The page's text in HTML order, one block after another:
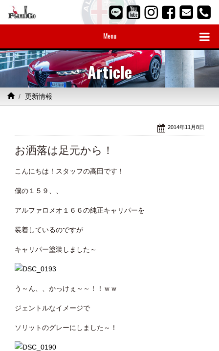
Menu
Article
更新情報
2014年11月8日
お洒落は足元から！
こんにちは！スタッフの高田です！
僕の１５９、、
アルファロメオ１６６の純正キャリパーを
装着しているのですが
キャリパー塗装しました～
う～ん、、かっけぇ～～！！ｗｗ
ジェントルなイメージで
ソリットのグレーにしました～！